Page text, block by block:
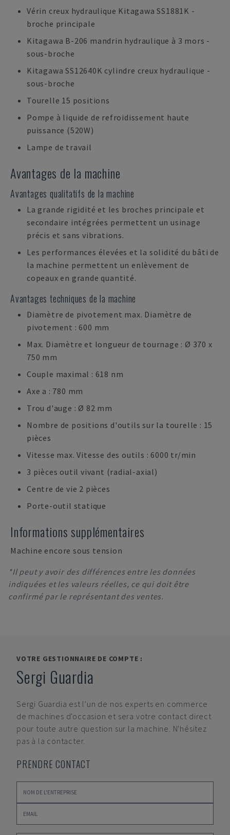
Vérin creux hydraulique Kitagawa SS1881K -
broche principale
Kitagawa B-206 mandrin hydraulique à 3 mors -
sous-broche
Kitagawa SS12640K cylindre creux hydraulique -
sous-broche
Tourelle 15 positions
Pompe à liquide de refroidissement haute
puissance (520W)
Lampe de travail
Avantages de la machine
Avantages qualitatifs de la machine
La grande rigidité et les broches principale et
secondaire intégrées permettent un usinage
précis et sans vibrations.
Les performances élevées et la solidité du bâti de
la machine permettent un enlèvement de
copeaux en grande quantité.
Avantages techniques de la machine
Diamètre de pivotement max. Diamètre de
pivotement : 600 mm
Max. Diamètre et longueur de tournage : Ø 370 x
750 mm
Couple maximal : 618 nm
Axe a : 780 mm
Trou d'auge : Ø 82 mm
Nombre de positions d'outils sur la tourelle : 15
pièces
Vitesse max. Vitesse des outils : 6000 tr/min
3 pièces outil vivant (radial-axial)
Centre de vie 2 pièces
Porte-outil statique
Informations supplémentaires
Machine encore sous tension
*Il peut y avoir des différences entre les données
indiquées et les valeurs réelles, ce qui doit être
confirmé par le représentant des ventes.
VOTRE GESTIONNAIRE DE COMPTE :
Sergi Guardia
Sergi Guardia est l'un de nos experts en commerce
de machines d'occasion et sera votre contact direct
pour toute autre question sur la machine. N'hésitez
pas à la contacter.
PRENDRE CONTACT